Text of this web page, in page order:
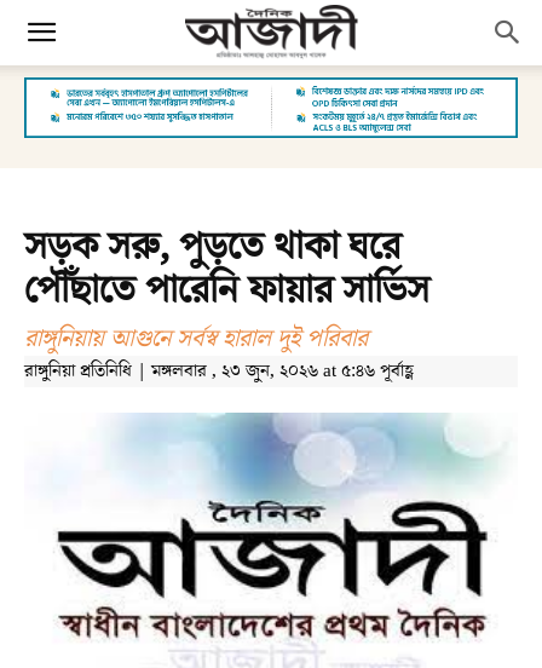
সড়ক সরু, পুড়তে থাকা ঘরে
পৌঁছাতে পারেনি ফায়ার সার্ভিস
রাঙ্গুনিয়ায় আগুনে সর্বস্ব হারাল দুই পরিবার
রাঙ্গুনিয়া প্রতিনিধি | মঙ্গলবার , ২৩ জুন, ২০২৬ at ৫:৪৬ পূর্বাহ্ণ